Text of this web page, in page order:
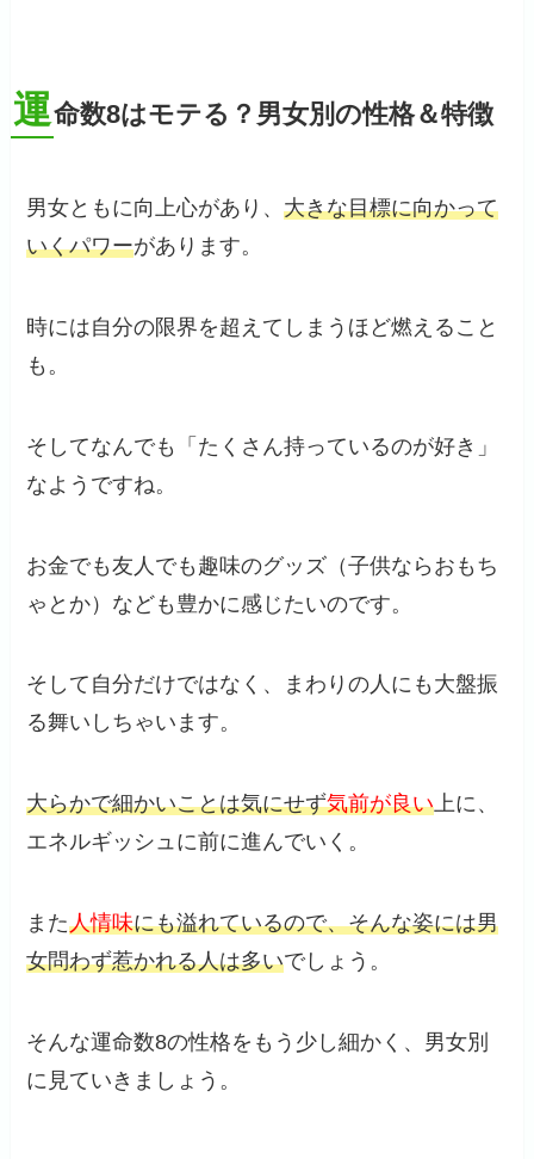
運命数8はモテる？男女別の性格＆特徴
男女ともに向上心があり、大きな目標に向かって
いくパワーがあります。
時には自分の限界を超えてしまうほど燃えること
も。
そしてなんでも「たくさん持っているのが好き」
なようですね。
お金でも友人でも趣味のグッズ（子供ならおもち
ゃとか）なども豊かに感じたいのです。
そして自分だけではなく、まわりの人にも大盤振
る舞いしちゃいます。
大らかで細かいことは気にせず気前が良い上に、
エネルギッシュに前に進んでいく。
また人情味にも溢れているので、そんな姿には男
女問わず惹かれる人は多いでしょう。
そんな運命数8の性格をもう少し細かく、男女別
に見ていきましょう。